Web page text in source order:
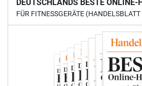
DEUTSCHLANDS BESTE ONLINE-
FÜR FITNESSGERÄTE